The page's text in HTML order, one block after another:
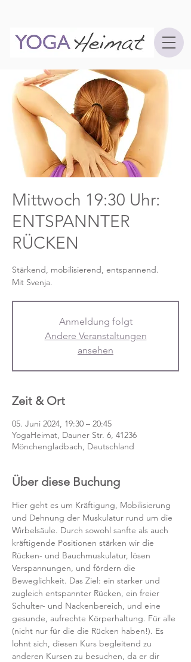
Mittwoch 19:30 Uhr:
ENTSPANNTER
RÜCKEN
Stärkend, mobilisierend, entspannend.
Mit Svenja.
Anmeldung folgt
Andere Veranstaltungen
ansehen
Zeit & Ort
05. Juni 2024, 19:30 – 20:45
YogaHeimat, Dauner Str. 6, 41236
Mönchengladbach, Deutschland
Über diese Buchung
Hier geht es um Kräftigung, Mobilisierung
und Dehnung der Muskulatur rund um die
Wirbelsäule. Durch sowohl sanfte als auch
kräftigende Positionen stärken wir die
Rücken- und Bauchmuskulatur, lösen
Verspannungen, und fördern die
Beweglichkeit. Das Ziel: ein starker und
zugleich entspannter Rücken, ein freier
Schulter- und Nackenbereich, und eine
gesunde, aufrechte Körperhaltung. Für alle
(nicht nur für die die Rücken haben!). Es
lohnt sich, diesen Kurs begleitend zu
anderen Kursen zu besuchen, da er dir